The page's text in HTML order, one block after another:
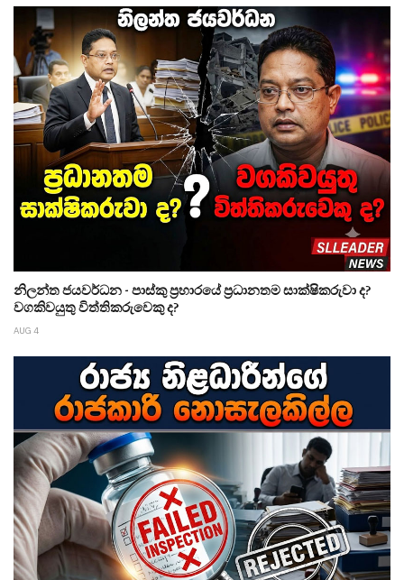
නිලන්ත ජයවර්ධන - පාස්කු ප්‍රහාරයේ ප්‍රධානතම සාක්ෂිකරුවා ද?
වගකිවයුතු විත්තිකරුවෙකු ද?
AUG 4